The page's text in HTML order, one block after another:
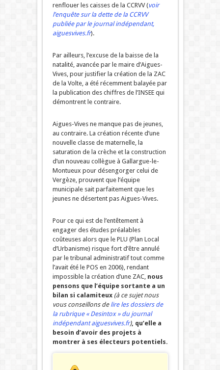
renflouer les caisses de la CCRVV (voir
l’enquête sur la dette de la CCRVV
publiée par le journal indépendant,
aiguesvives.fr).
Par ailleurs, l’excuse de la baisse de la
natalité, avancée par le maire d’Aigues-
Vives, pour justifier la création de la ZAC
de la Volte, a été récemment balayée par
la publication des chiffres de l’INSEE qui
démontrent le contraire.
Aigues-Vives ne manque pas de jeunes,
au contraire. La création récente d’une
nouvelle classe de maternelle, la
saturation de la crèche et la construction
d’un nouveau collègue à Gallargue-le-
Montueux pour désengorger celui de
Vergèze, prouvent que l’équipe
municipale sait parfaitement que les
jeunes ne désertent pas Aigues-Vives.
Pour ce qui est de l’entêtement à
engager des études préalables
coûteuses alors que le PLU (Plan Local
d’Urbanisme) risque fort d’être annulé
par le tribunal administratif tout comme
l’avait été le POS en 2006), rendant
impossible la création d’une ZAC, nous
pensons que l’équipe sortante a un
bilan si calamiteux (à ce sujet nous
vous conseillons de lire les dossiers de
la rubrique « Desintox » du journal
indépendant aiguesvives.fr), qu’elle a
besoin d’avoir des projets à
montrer à ses électeurs potentiels.